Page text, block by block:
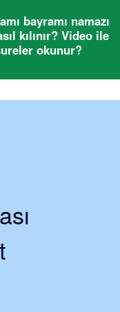
bayramı namazı
kılınır? Video ile
okunur?